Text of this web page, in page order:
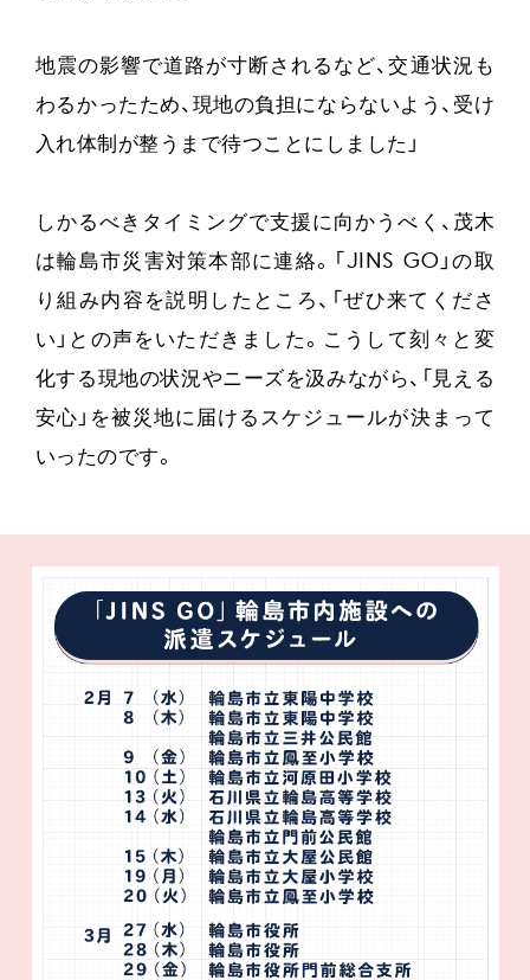
地震の影響で道路が寸断されるなど、交通状況も
わるかったため、現地の負担にならないよう、受け
入れ体制が整うまで待つことにしました」
しかるべきタイミングで支援に向かうべく、茂木
は輪島市災害対策本部に連絡。「JINS GO」の取
り組み内容を説明したところ、「ぜひ来てくださ
い」との声をいただきました。こうして刻々と変
化する現地の状況やニーズを汲みながら、「見える
安心」を被災地に届けるスケジュールが決まって
いったのです。